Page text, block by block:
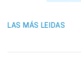
LAS MÁS LEIDAS